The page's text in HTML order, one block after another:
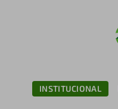
INSTITUCIONAL